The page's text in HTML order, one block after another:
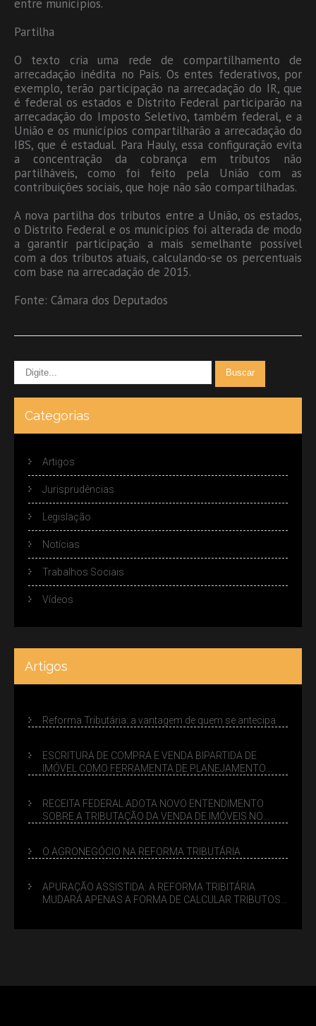
entre municípios.
Partilha
O texto cria uma rede de compartilhamento de
arrecadação inédita no País. Os entes federativos, por
exemplo, terão participação na arrecadação do IR, que
é federal os estados e Distrito Federal participarão na
arrecadação do Imposto Seletivo, também federal, e a
União e os municípios compartilharão a arrecadação do
IBS, que é estadual. Para Hauly, essa configuração evita
a concentração da cobrança em tributos não
partilháveis, como foi feito pela União com as
contribuições sociais, que hoje não são compartilhadas.
A nova partilha dos tributos entre a União, os estados,
o Distrito Federal e os municípios foi alterada de modo
a garantir participação a mais semelhante possível
com a dos tributos atuais, calculando-se os percentuais
com base na arrecadação de 2015.
Fonte: Câmara dos Deputados
Categorias
Artigos
Jurisprudências
Legislação
Notícias
Trabalhos Sociais
Vídeos
Artigos
Reforma Tributária: a vantagem de quem se antecipa
ESCRITURA DE COMPRA E VENDA BIPARTIDA DE
IMÓVEL COMO FERRAMENTA DE PLANEJAMENTO
RECEITA FEDERAL ADOTA NOVO ENTENDIMENTO
SOBRE A TRIBUTAÇÃO DA VENDA DE IMÓVEIS NO
O AGRONEGÓCIO NA REFORMA TRIBUTÁRIA
APURAÇÃO ASSISTIDA: A REFORMA TRIBITÁRIA
MUDARÁ APENAS A FORMA DE CALCULAR TRIBUTOS